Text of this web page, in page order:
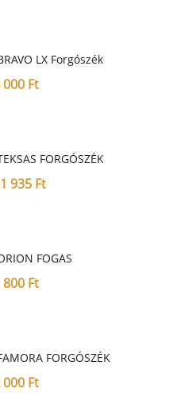
LX Forgószék
000 Ft
FORGÓSZÉK
935 Ft
FOGAS
800 Ft
FORGÓSZÉK
000 Ft